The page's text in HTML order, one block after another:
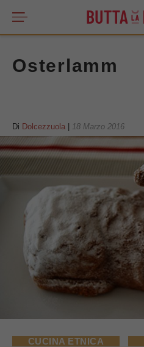
Osterlamm
Di Dolcezzuola 18 Marzo 2016
CUCINA ETNICA